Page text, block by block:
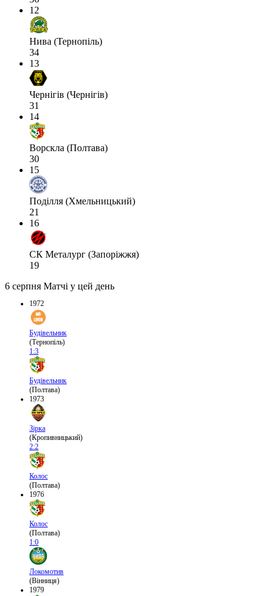
12
Нива (Тернопіль)
34
13
Чернігів (Чернігів)
31
14
Ворскла (Полтава)
30
15
Поділля (Хмельницький)
21
16
СК Металург (Запоріжжя)
19
6 серпня Матчі у цей день
1972
Будівельник
(Тернопіль)
1:3
Будівельник
(Полтава)
1973
Зірка
(Кропивницький)
2:2
Колос
(Полтава)
1976
Колос
(Полтава)
1:0
Локомотив
(Вінниця)
1979